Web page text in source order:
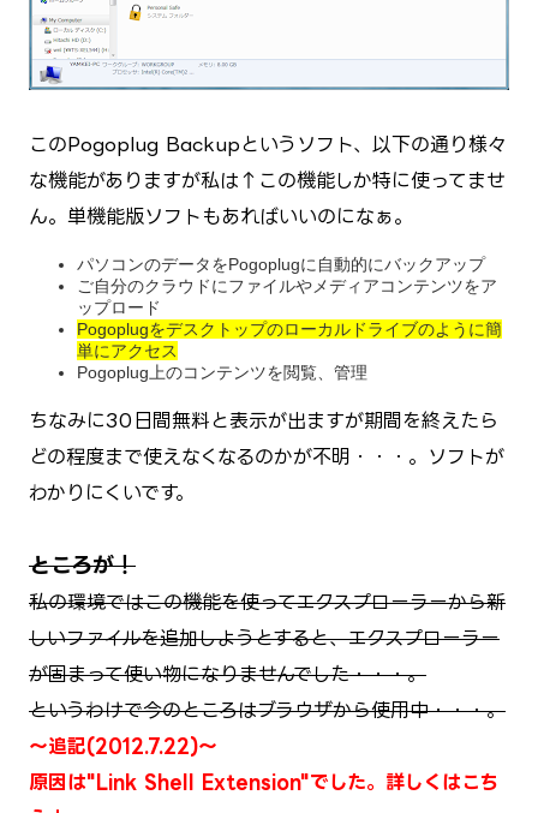
このPogoplug Backupというソフト、以下の通り様々
な機能がありますが私は↑この機能しか特に使ってませ
ん。単機能版ソフトもあればいいのになぁ。
パソコンのデータをPogoplugに自動的にバックアップ
ご自分のクラウドにファイルやメディアコンテンツをア
ップロード
Pogoplugをデスクトップのローカルドライブのように簡
単にアクセス
Pogoplug上のコンテンツを閲覧、管理
ちなみに30日間無料と表示が出ますが期間を終えたら
どの程度まで使えなくなるのかが不明・・・。ソフトが
わかりにくいです。
ところが！
私の環境ではこの機能を使ってエクスプローラーから新
しいファイルを追加しようとすると、エクスプローラー
が固まって使い物になりませんでした・・・。
というわけで今のところはブラウザから使用中・・・。
～追記(2012.7.22)～
原因は"Link Shell Extension"でした。詳しくはこち